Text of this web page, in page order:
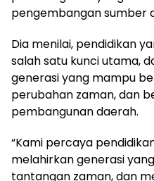
pengembangan sumber
Dia menilai, pendidikan
salah satu kunci utama,
generasi yang mampu
perubahan zaman, dan
pembangunan daerah.
“Kami percaya
melahirkan generasi
tantangan zaman, dan